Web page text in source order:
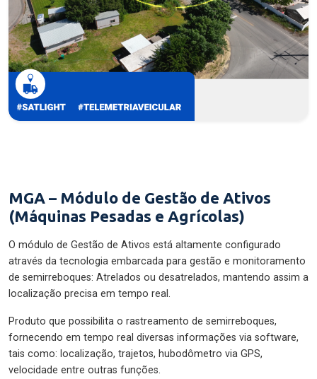
MGA – Módulo de Gestão de Ativos
(Máquinas Pesadas e Agrícolas)
O módulo de Gestão de Ativos está altamente configurado
através da tecnologia embarcada para gestão e monitoramento
de semirreboques: Atrelados ou desatrelados, mantendo assim a
localização precisa em tempo real.
Produto que possibilita o rastreamento de semirreboques,
fornecendo em tempo real diversas informações via software,
tais como: localização, trajetos, hubodômetro via GPS,
velocidade entre outras funções.